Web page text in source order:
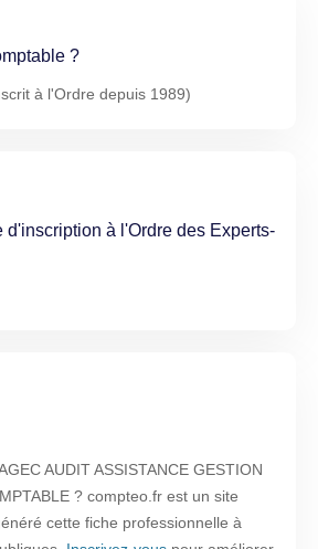
?
à l'Ordre depuis 1989)
d'inscription à l'Ordre des Experts-
AUDIT ASSISTANCE GESTION
? compteo.fr est un site
cette fiche professionnelle à